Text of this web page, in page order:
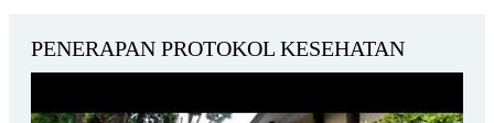
PENERAPAN PROTOKOL KESEHATAN